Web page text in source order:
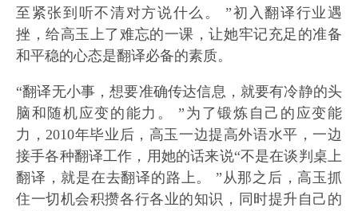
至紧张到听不清对方说什么。 ”初入翻译行业遇
挫，给高玉上了难忘的一课，让她牢记充足的准备
和平稳的心态是翻译必备的素质。
“翻译无小事，想要准确传达信息，就要有冷静的头
脑和随机应变的能力。 ”为了锻炼自己的应变能
力，2010年毕业后，高玉一边提高外语水平，一边
接手各种翻译工作，用她的话来说“不是在谈判桌上
翻译，就是在去翻译的路上。 ”从那之后，高玉抓
住一切机会积攒各行各业的知识，同时提升自己的